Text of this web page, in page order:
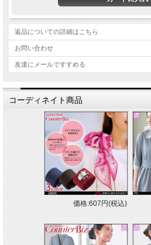
返品についての詳細はこちら
お問い合わせ
友達にメールですすめる
コーディネイト商品
価格:607円(税込)